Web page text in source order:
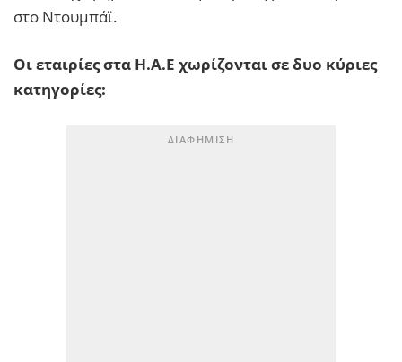
στο Ντουμπάϊ.
Οι εταιρίες στα Η.Α.Ε χωρίζονται σε δυο κύριες
κατηγορίες: